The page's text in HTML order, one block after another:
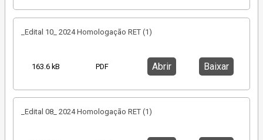
_Edital 10_ 2024 Homologação RET (1)
163.6 kB PDF Abrir Baixar
_Edital 08_ 2024 Homologação RET (1)